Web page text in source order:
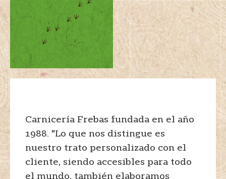
Carnicería Frebas fundada en el año
1988. "Lo que nos distingue es
nuestro trato personalizado con el
cliente, siendo accesibles para todo
el mundo, también elaboramos